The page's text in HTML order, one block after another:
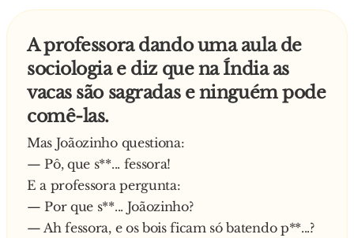
A professora dando uma aula de
sociologia e diz que na Índia as
vacas são sagradas e ninguém pode
comê-las.
Mas Joãozinho questiona:
— Pô, que s**... fessora!
E a professora pergunta:
— Por que s**... Joãozinho?
— Ah fessora, e os bois ficam só batendo p**...?